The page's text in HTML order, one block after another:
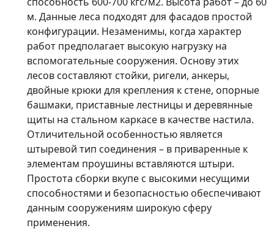
м. Данные леса подходят для фасадов простой
конфигурации. Незаменимы, когда характер
работ предполагает высокую нагрузку на
вспомогательные сооружения. Основу этих
лесов составляют стойки, ригели, анкеры,
двойные крюки для крепления к стене, опорные
башмаки, приставные лестницы и деревянные
щиты на стальном каркасе в качестве настила.
Отличительной особенностью является
штыревой тип соединения – в приваренные к
элементам проушины вставляются штыри.
Простота сборки вкупе с высокими несущими
способностями и безопасностью обеспечивают
данным сооружениям широкую сферу
применения.